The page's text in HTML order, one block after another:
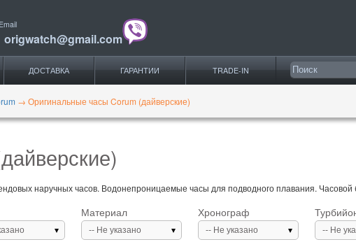
Email
origwatch@gmail.com
ДОСТАВКА ГАРАНТИИ TRADE-IN
→ Оригинальные часы Corum (дайверские)
наручных часов. Водонепроницаемые часы для подводного плавания. Часовой
Материал
-- Не указано
Хронограф
-- Не указано -- Не